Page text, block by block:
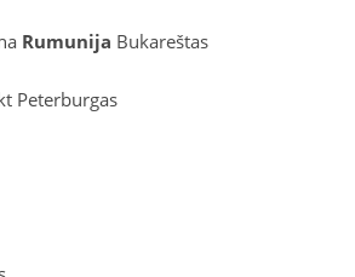
Rumunija Bukareštas
Peterburgas